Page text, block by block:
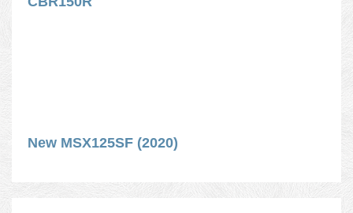
New MSX125SF (2020)